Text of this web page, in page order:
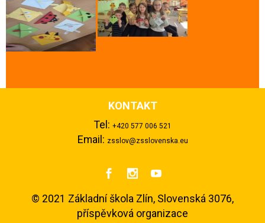
KONTAKT
Tel: +420 577 006 521
Email: zsslov@zsslovenska.eu
  
© 2021 Základní škola Zlín, Slovenská 3076,
příspěvková organizace